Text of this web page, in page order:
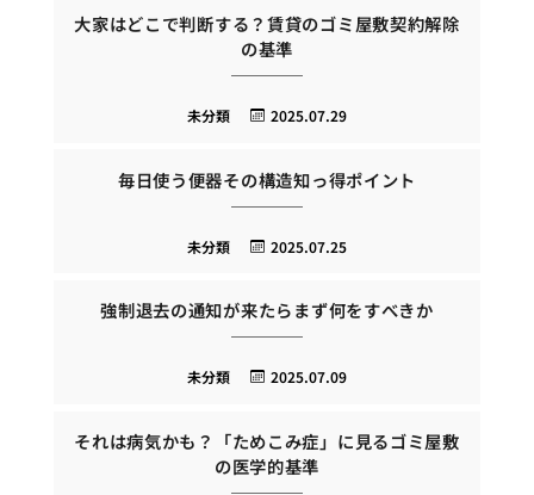
大家はどこで判断する？賃貸のゴミ屋敷契約解除
の基準
2025.07.29
未分類
毎日使う便器その構造知っ得ポイント
2025.07.25
未分類
強制退去の通知が来たらまず何をすべきか
2025.07.09
未分類
それは病気かも？「ためこみ症」に見るゴミ屋敷
の医学的基準